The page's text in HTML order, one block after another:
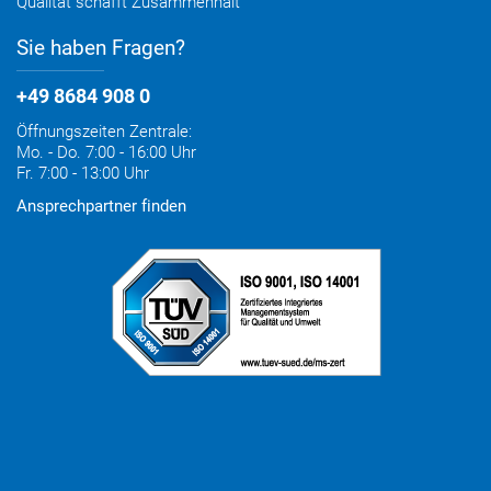
Sie haben Fragen?
+49 8684 908 0
Öffnungszeiten Zentrale:
Mo. - Do. 7:00 - 16:00 Uhr
Fr. 7:00 - 13:00 Uhr
Ansprechpartner finden